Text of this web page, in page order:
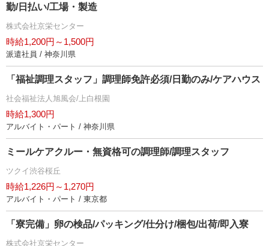
勤/日払い/工場・製造
株式会社京栄センター
時給1,200円～1,500円
派遣社員 / 神奈川県
「福祉調理スタッフ」調理師免許必須/日勤のみ/ケアハウス
社会福祉法人旭風会/上白根園
時給1,300円
アルバイト・パート / 神奈川県
ミールケアクルー・無資格可の調理師/調理スタッフ
ツクイ渋谷桜丘
時給1,226円～1,270円
アルバイト・パート / 東京都
「寮完備」卵の検品/パッキング/仕分け/梱包/出荷/即入寮
株式会社京栄センター